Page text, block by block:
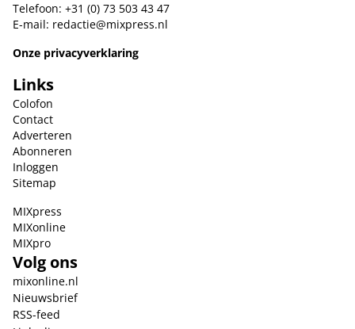
Telefoon: +31 (0) 73 503 43 47
E-mail: redactie@mixpress.nl
Onze privacyverklaring
Links
Colofon
Contact
Adverteren
Abonneren
Inloggen
Sitemap
MIXpress
MIXonline
MIXpro
Volg ons
mixonline.nl
Nieuwsbrief
RSS-feed